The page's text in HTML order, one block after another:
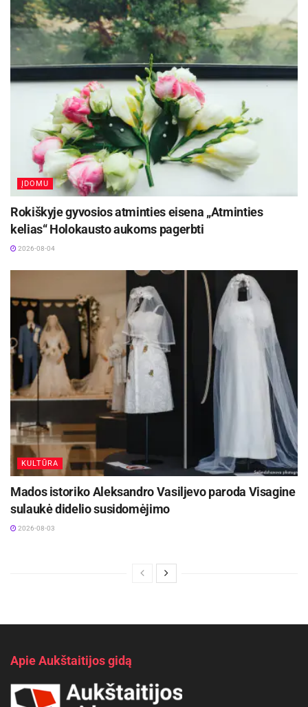
ĮDOMU
Rokiškyje gyvosios atminties eisena „Atminties
kelias“ Holokausto aukoms pagerbti
2026-08-04
KULTŪRA
Mados istoriko Aleksandro Vasiljevo paroda Visagine
sulaukė didelio susidomėjimo
2026-08-03
Apie Aukštaitijos gidą